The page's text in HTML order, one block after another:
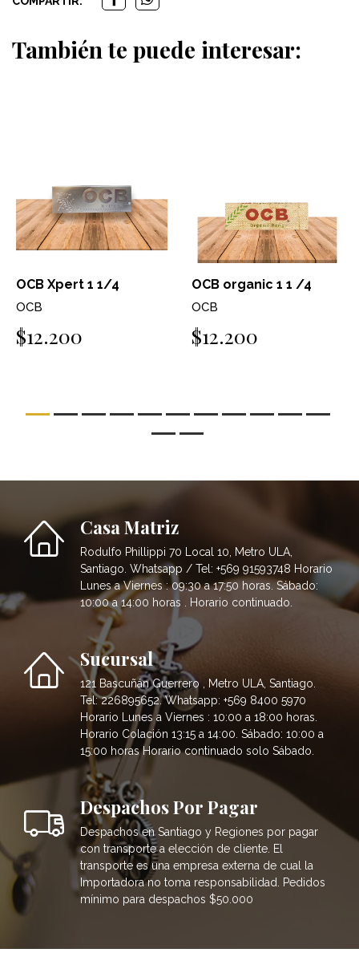
También te puede interesar:
OCB Xpert 1 1/4
OCB
$12.200
OCB organic 1 1 /4
OCB
$12.200
Casa Matriz
Rodulfo Phillippi 70 Local 10, Metro ULA,
Santiago. Whatsapp / Tel: +569 91593748 Horario
Lunes a Viernes : 09:30 a 17:50 horas. Sábado:
10:00 a 14:00 horas . Horario continuado.
Sucursal
121 Bascuñán Guerrero , Metro ULA, Santiago.
Tel: 226895652. Whatsapp: +569 8400 5970
Horario Lunes a Viernes : 10:00 a 18:00 horas.
Horario Colación 13:15 a 14:00. Sábado: 10:00 a
15:00 horas Horario continuado solo Sábado.
Despachos Por Pagar
Despachos en Santiago y Regiones por pagar
con transporte a elección de cliente. El
transporte es una empresa externa de cual la
Importadora no toma responsabilidad. Pedidos
mínimo para despachos $50.000